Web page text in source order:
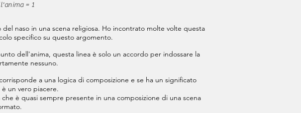
= 1
naso in una scena religiosa. Ho incontrato molte volte questa
specifico su questo argomento.
dell'anima, questa linea è solo un accordo per indossare la
nessuno.
a una logica di composizione e se ha un significato
un vero piacere.
è quasi sempre presente in una composizione di una scena